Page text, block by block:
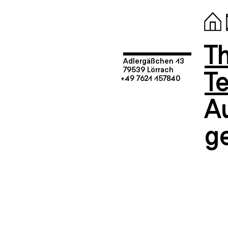
Adlergäßchen 13
79539 Lörrach
+49 7621 157840